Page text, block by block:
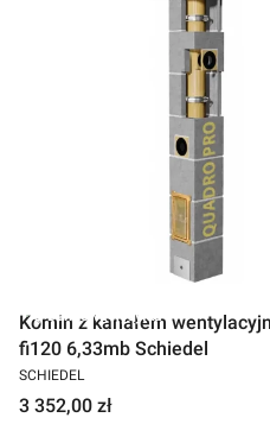
Darmowa wysyłka
Komin z kanałem
fi120 6,33mb Schiedel
SCHIEDEL
3 352,00 zł